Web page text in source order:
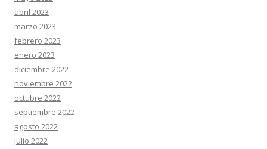
abril 2023
marzo 2023
febrero 2023
enero 2023
diciembre 2022
noviembre 2022
octubre 2022
septiembre 2022
agosto 2022
julio 2022